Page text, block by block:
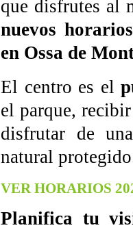
que disfrutes al
nuevos
en Ossa de
El centro es el
el parque,
disfrutar de
natural
VER HORARIOS
Planifica tu